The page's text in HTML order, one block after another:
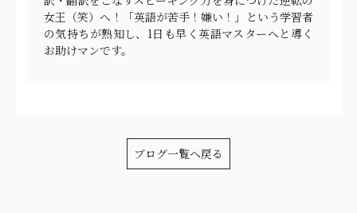
女王（笑）へ！「英語が苦手！嫌い！」という学習者
の気持ちが熟知し、1日も早く英語マスターへと導く
お助けマンです。
ブログ一覧へ戻る